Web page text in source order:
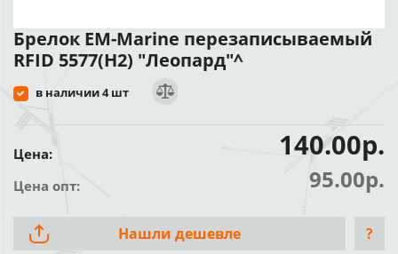
Брелок EM-Marine перезаписываемый
RFID 5577(H2) "Леопард"^
в наличии 4 шт
Цена: 140.00р.
Цена опт: 95.00р.
Нашли дешевле ?